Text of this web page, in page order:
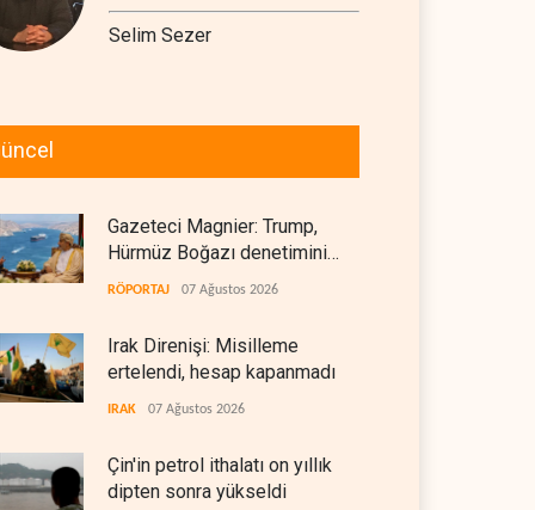
Selim Sezer
Gazeteci Magnier: Trump,
Hürmüz Boğazı denetimini
doğrudan İran ve Umman'a
RÖPORTAJ 07 Ağustos 2026
Irak Direnişi: Misilleme
ertelendi, hesap kapanmadı
IRAK 07 Ağustos 2026
Çin'in petrol ithalatı on yıllık
dipten sonra yükseldi